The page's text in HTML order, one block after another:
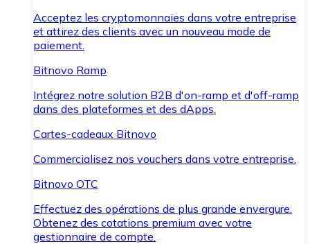
Acceptez les cryptomonnaies dans votre entreprise
et attirez des clients avec un nouveau mode de
paiement.
Bitnovo Ramp
Intégrez notre solution B2B d'on-ramp et d'off-ramp
dans des plateformes et des dApps.
Cartes-cadeaux Bitnovo
Commercialisez nos vouchers dans votre entreprise.
Bitnovo OTC
Effectuez des opérations de plus grande envergure.
Obtenez des cotations premium avec votre
gestionnaire de compte.